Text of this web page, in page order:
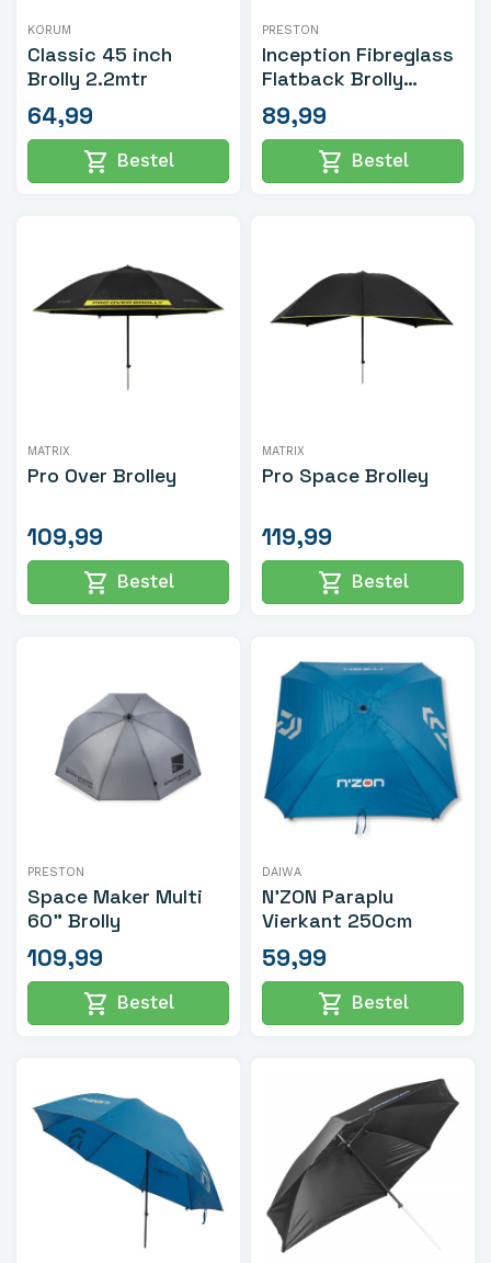
KORUM
Classic 45 inch
Brolly 2.2mtr
64,99
shopping_cart Bestel
PRESTON
Inception Fibreglass
Flatback Brolly
50inch
89,99
shopping_cart Bestel
MATRIX
Pro Over Brolley
109,99
shopping_cart Bestel
MATRIX
Pro Space Brolley
119,99
shopping_cart Bestel
PRESTON
Space Maker Multi
60" Brolly
109,99
shopping_cart Bestel
DAIWA
N'ZON Paraplu
Vierkant 250cm
59,99
shopping_cart Bestel